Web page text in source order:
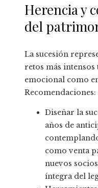
Herencia y
del
La sucesión
retos más intensos
emocional como
Recomendaciones:
Diseñar la
años de
como venta
nuevos
íntegra del